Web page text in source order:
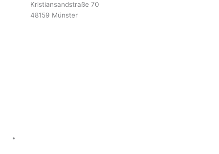
Kristiansandstraße 70
48159 Münster